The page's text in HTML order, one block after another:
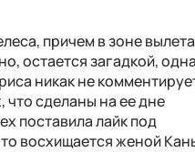
причем в зоне
остается загадкой,
никак не
что сделаны на ее дне
поставила лайк под
восхищается женой